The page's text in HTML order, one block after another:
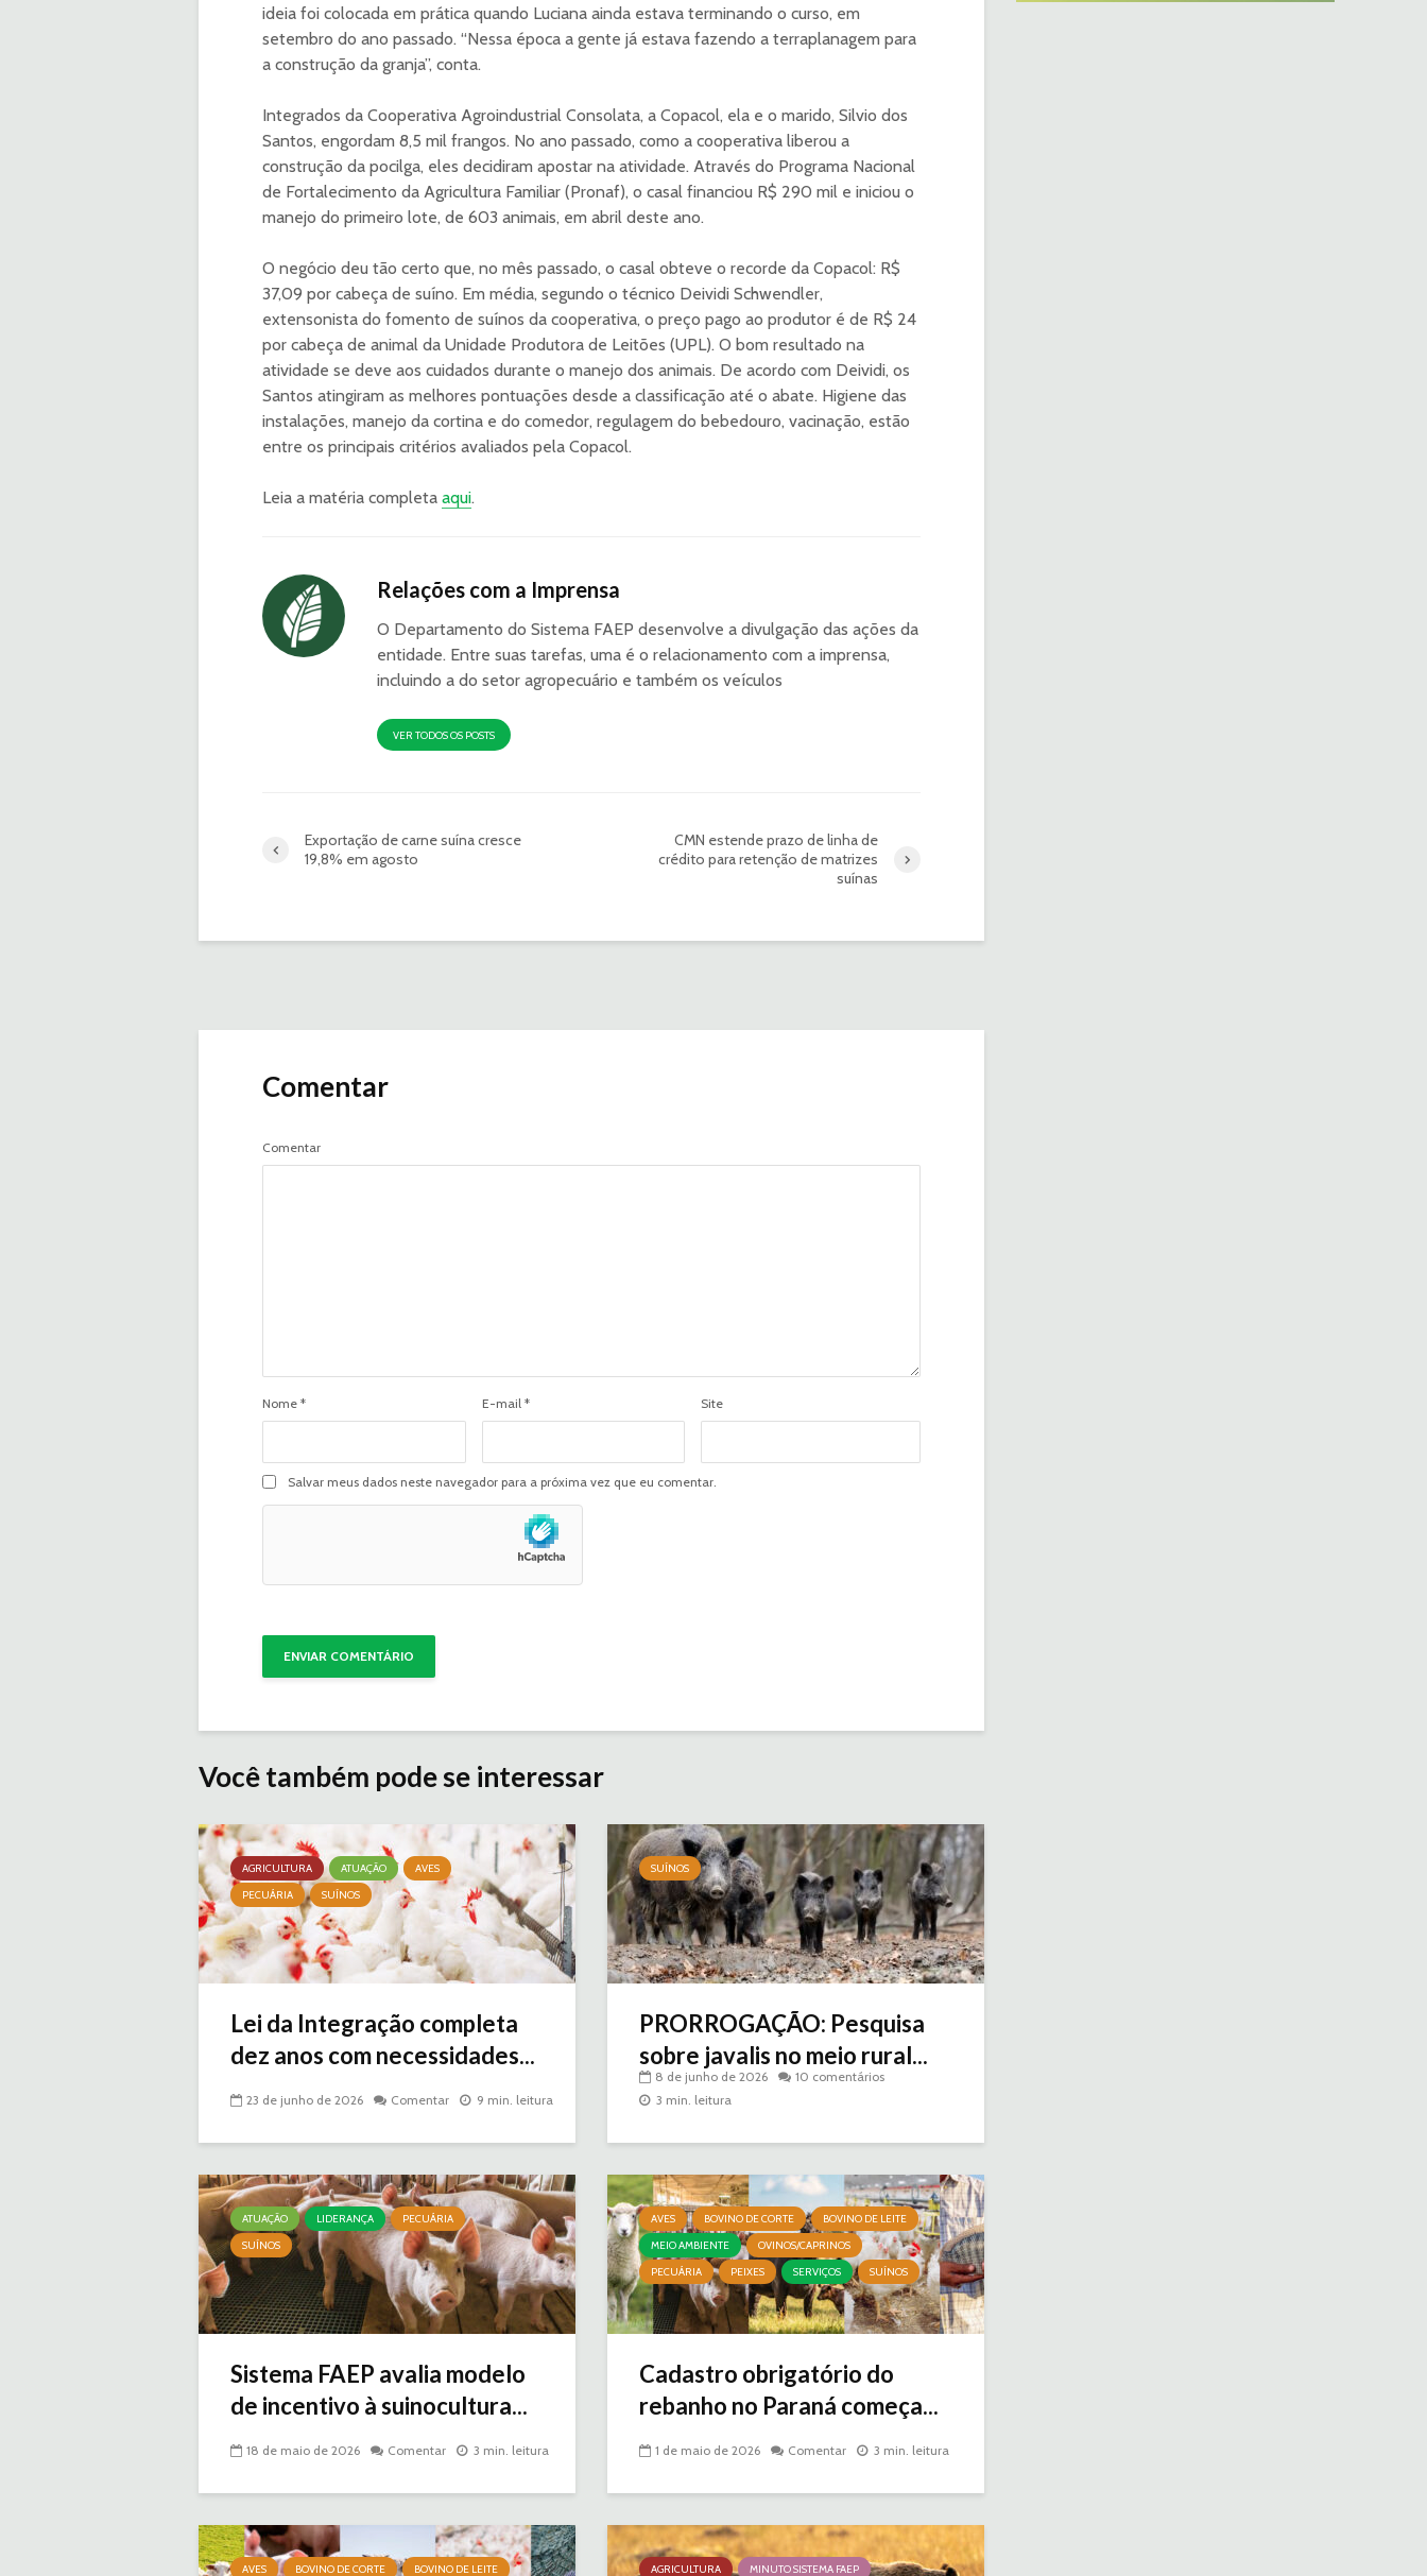
ideia foi colocada em prática quando Luciana ainda estava terminando o curso, em
setembro do ano passado. “Nessa época a gente já estava fazendo a terraplanagem para
a construção da granja”, conta.
Integrados da Cooperativa Agroindustrial Consolata, a Copacol, ela e o marido, Silvio dos
Santos, engordam 8,5 mil frangos. No ano passado, como a cooperativa liberou a
construção da pocilga, eles decidiram apostar na atividade. Através do Programa Nacional
de Fortalecimento da Agricultura Familiar (Pronaf), o casal financiou R$ 290 mil e iniciou o
manejo do primeiro lote, de 603 animais, em abril deste ano.
O negócio deu tão certo que, no mês passado, o casal obteve o recorde da Copacol: R$
37,09 por cabeça de suíno. Em média, segundo o técnico Deividi Schwendler,
extensonista do fomento de suínos da cooperativa, o preço pago ao produtor é de R$ 24
por cabeça de animal da Unidade Produtora de Leitões (UPL). O bom resultado na
atividade se deve aos cuidados durante o manejo dos animais. De acordo com Deividi, os
Santos atingiram as melhores pontuações desde a classificação até o abate. Higiene das
instalações, manejo da cortina e do comedor, regulagem do bebedouro, vacinação, estão
entre os principais critérios avaliados pela Copacol.
Leia a matéria completa aqui.
Relações com a Imprensa
O Departamento do Sistema FAEP desenvolve a divulgação das ações da
entidade. Entre suas tarefas, uma é o relacionamento com a imprensa,
incluindo a do setor agropecuário e também os veículos
VER TODOS OS POSTS
Exportação de carne suína cresce
19,8% em agosto
CMN estende prazo de linha de
crédito para retenção de matrizes
suínas
Comentar
Comentar
Nome * E-mail * Site
Salvar meus dados neste navegador para a próxima vez que eu comentar.
Você também pode se interessar
AGRICULTURA ATUAÇÃO
AVES
PECUÁRIA
SUÍNOS
Lei da Integração completa
dez anos com necessidades...
23 de junho de 2026 Comentar 9 min. leitura
SUÍNOS
PRORROGAÇÃO: Pesquisa
sobre javalis no meio rural...
8 de junho de 2026
10 comentários
3 min. leitura
ATUAÇÃO LIDERANÇA
PECUÁRIA
SUÍNOS
Sistema FAEP avalia modelo
de incentivo à suinocultura...
18 de maio de 2026 Comentar 3 min. leitura
AVES BOVINO DE CORTE
BOVINO DE LEITE
MEIO AMBIENTE
OVINOS/CAPRINOS
PECUÁRIA
PEIXES SERVIÇOS SUÍNOS
Cadastro obrigatório do
rebanho no Paraná começa...
1 de maio de 2026 Comentar 3 min. leitura
AVES BOVINO DE CORTE BOVINO DE LEITE AGRICULTURA MINUTO SISTEMA FAEP